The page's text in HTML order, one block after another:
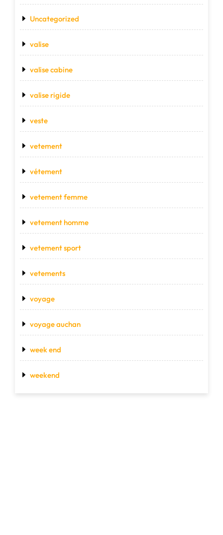
Uncategorized
valise
valise cabine
valise rigide
veste
vetement
vétement
vetement femme
vetement homme
vetement sport
vetements
voyage
voyage auchan
week end
weekend